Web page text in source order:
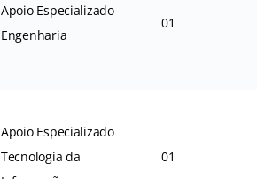
Apoio Especializado
Engenharia
01
Apoio Especializado
Tecnologia da
01